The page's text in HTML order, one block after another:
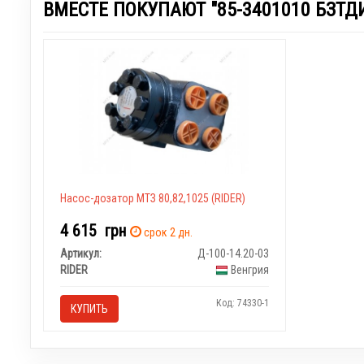
ВМЕСТЕ ПОКУПАЮТ "85-3401010
Насос-дозатор МТЗ 80,82,1025 (RIDER)
4 615 грн
срок 2 дн.
Артикул:
Д-100-14.20-03
RIDER
Венгрия
КУПИТЬ Код: 74330-1